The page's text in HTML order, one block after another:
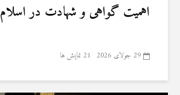
اهمیت گواهی و شهادت در اسلام
29 جولای 2026 21 نمایش ها